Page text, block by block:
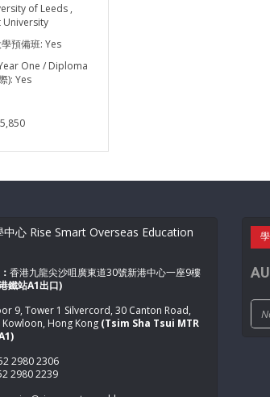
of Leeds ,
University
預備班:Yes
One / Diploma
):Yes
中心 Rise Smart Overseas Education
香港九龍尖沙咀廣東道30號新港中心一座9樓
鐵站A1出口)
9, Tower 1 Silvercord, 30 Canton Road,
Kowloon, Hong Kong (Tsim Sha Tsui MTR
2980 2306
2980 2239